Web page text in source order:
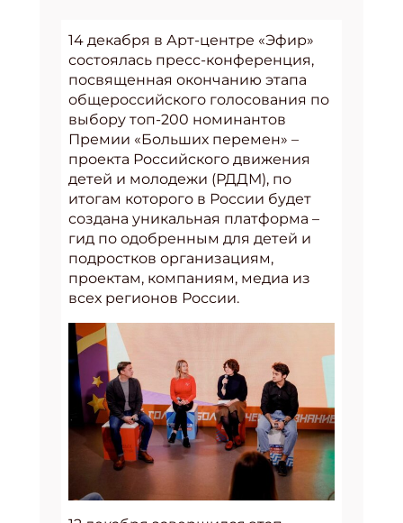
14 декабря в Арт-центре «Эфир»
состоялась пресс-конференция,
посвященная окончанию этапа
общероссийского голосования по
выбору топ-200 номинантов
Премии «Больших перемен» –
проекта Российского движения
детей и молодежи (РДДМ), по
итогам которого в России будет
создана уникальная платформа –
гид по одобренным для детей и
подростков организациям,
проектам, компаниям, медиа из
всех регионов России.